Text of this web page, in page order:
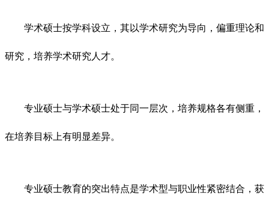
学术硕士按学科设立，其以学术研究为导向，偏重理论和
研究，培养学术研究人才。
专业硕士与学术硕士处于同一层次，培养规格各有侧重，
在培养目标上有明显差异。
专业硕士教育的突出特点是学术型与职业性紧密结合，获